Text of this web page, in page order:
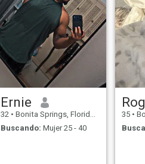
Ernie
32 • Bonita Springs, Florida, Estados Unidos
Buscando: Mujer 25 - 40
35 •